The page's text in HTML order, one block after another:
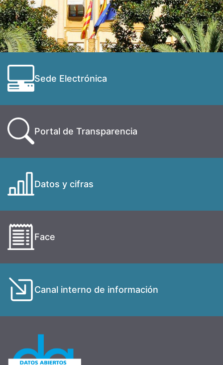
Sede Electrónica
Portal de Transparencia
Datos y cifras
Face
Canal interno de información